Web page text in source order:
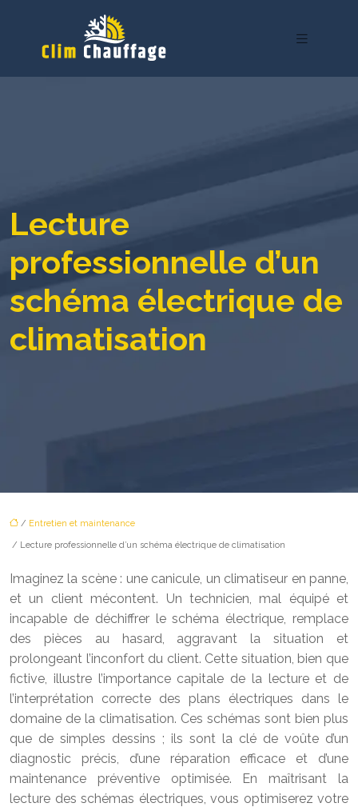
Lecture
professionnelle d’un
schéma électrique de
climatisation
/ Entretien et maintenance
/ Lecture professionnelle d’un schéma électrique de climatisation
Imaginez la scène : une canicule, un climatiseur en panne,
et un client mécontent. Un technicien, mal équipé et
incapable de déchiffrer le schéma électrique, remplace
des pièces au hasard, aggravant la situation et
prolongeant l’inconfort du client. Cette situation, bien que
fictive, illustre l’importance capitale de la lecture et de
l’interprétation correcte des plans électriques dans le
domaine de la climatisation. Ces schémas sont bien plus
que de simples dessins ; ils sont la clé de voûte d’un
diagnostic précis, d’une réparation efficace et d’une
maintenance préventive optimisée. En maîtrisant la
lecture des schémas électriques, vous optimiserez votre